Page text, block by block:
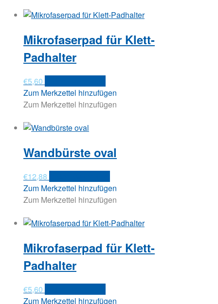
Mikrofaserpad für Klett-
Padhalter
€5,60
Zum Merkzettel hinzufügen
Zum Merkzettel hinzufügen
Wandbürste oval
€12,88
Zum Merkzettel hinzufügen
Zum Merkzettel hinzufügen
Mikrofaserpad für Klett-
Padhalter
€5,60
Zum Merkzettel hinzufügen